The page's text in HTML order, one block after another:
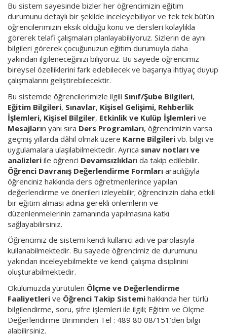
Bu sistem sayesinde bizler her öğrencimizin eğitim
durumunu detaylı bir şekilde inceleyebiliyor ve tek tek bütün
öğrencilerimizin eksik olduğu konu ve dersleri kolaylıkla
görerek telafi çalışmaları planlayabiliyoruz. Sizlerin de aynı
bilgileri görerek çocuğunuzun eğitim durumuyla daha
yakından ilgileneceğinizi biliyoruz. Bu sayede öğrencimiz
bireysel özelliklerini fark edebilecek ve başarıya ihtiyaç duyup
çalışmalarını geliştirebilecektir.
Bu sistemde öğrencilerimizle ilgili Sınıf/Şube Bilgileri,
Eğitim Bilgileri, Sınavlar, Kişisel Gelişimi, Rehberlik
İşlemleri, Kişisel Bilgiler, Etkinlik ve Kulüp İşlemleri ve
Mesajların yanı sıra Ders Programları, öğrencimizin varsa
geçmiş yıllarda dâhil olmak üzere Karne Bilgileri vb. bilgi ve
uygulamalara ulaşılabilmektedir. Ayrıca sınav notları ve
analizleri ile öğrenci Devamsızlıkları da takip edilebilir.
Öğrenci Davranış Değerlendirme Formları aracılığıyla
öğrenciniz hakkında ders öğretmenlerince yapılan
değerlendirme ve önerileri izleyebilir; öğrencinizin daha etkili
bir eğitim alması adına gerekli önlemlerin ve
düzenlenmelerinin zamanında yapılmasına katkı
sağlayabilirsiniz.
Öğrencimiz de sistemi kendi kullanıcı adı ve parolasıyla
kullanabilmektedir. Bu sayede öğrencimiz de durumunu
yakından inceleyebilmekte ve kendi çalışma disiplinini
oluşturabilmektedir.
Okulumuzda yürütülen Ölçme ve Değerlendirme
Faaliyetleri ve Öğrenci Takip Sistemi hakkında her türlü
bilgilendirme, soru, şifre işlemleri ile ilgili; Eğitim ve Ölçme
Değerlendirme Biriminden Tel : 489 80 08/151’den bilgi
alabilirsiniz.